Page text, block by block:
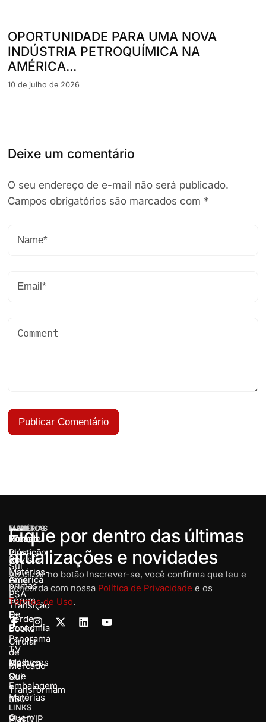
OPORTUNIDADE PARA UMA NOVA
INDÚSTRIA PETROQUÍMICA NA
AMÉRICA...
10 de julho de 2026
Deixe um comentário
O seu endereço de e-mail não será publicado.
Campos obrigatórios são marcados com *
MENU
Home
Revista
Guia
PSA
E-
Books
TV
Plástico
Sul
Matérias
MATÉRIAS
Rota de
Inovação
Matérias-
primas
Transição
Verde
Panorama
de
Mercado
Embalagem
360º
PlastVIP
EVENTOS
Prêmio
Plástico
Sul
América
Fórum
De
Economia
Cirular
Mulheres
Que
Transformam
LINKS
Quem
Fique por dentro das últimas
atualizações e novidades
Ao clicar no botão Inscrever-se, você confirma que leu e
concorda com nossa Política de Privacidade e os
Termos de Uso.